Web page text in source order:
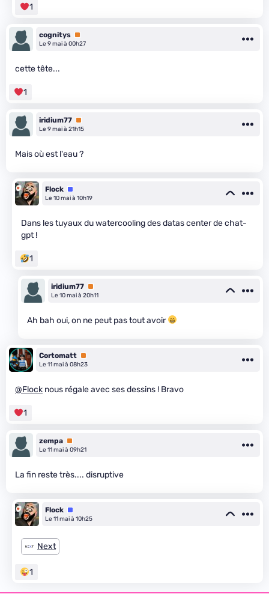
1
cognitys Premium
Le 9 mai à 00h27
cette tête...
1
iridium77 Premium
Le 9 mai à 21h15
Mais où est l'eau ?
Flock Équipe
Le 10 mai à 10h19
Dans les tuyaux du watercooling des datas center de chat-
gpt !
1
iridium77 Premium
Le 10 mai à 20h11
Ah bah oui, on ne peut pas tout avoir
Cortomatt Premium
Le 11 mai à 08h23
@Flock nous régale avec ses dessins ! Bravo
1
zempa Premium
Le 11 mai à 09h21
La fin reste très.... disruptive
Flock Équipe
Le 11 mai à 10h25
Next
1